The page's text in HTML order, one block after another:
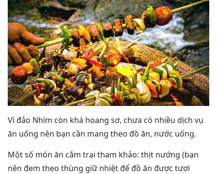
Vì đảo Nhím còn khá hoang sơ, chưa có nhiều dịch vụ
ăn uống nên bạn cần mang theo đồ ăn, nước uống.
Một số món ăn cắm trại tham khảo: thịt nướng (bạn
nên đem theo thùng giữ nhiệt để đồ ăn được tươi